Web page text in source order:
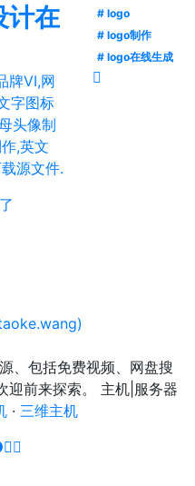
计在
牌VI,网
字图标
头像制
,英文
源文件.
# logo
# logo制作
# logo在线生成
、包括免费视频、网盘搜
迎前来探索。 主机|服务器
· 三维主机